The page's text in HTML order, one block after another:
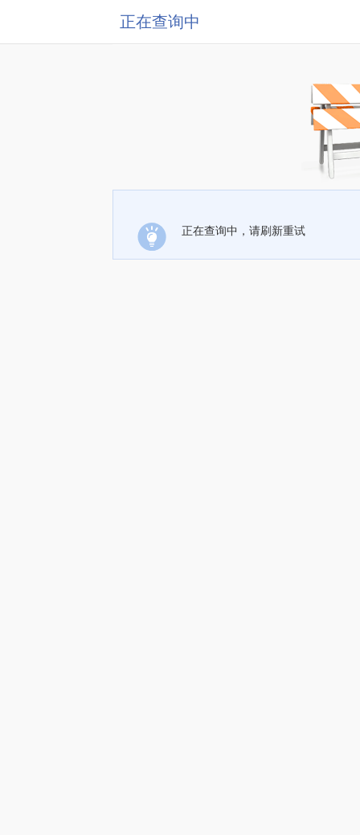
正在查询中
正在查询中，请刷新重试